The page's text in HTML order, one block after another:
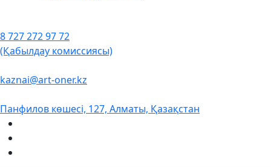
8 727 272 97 72
(Қабылдау комиссиясы)
kaznai@art-oner.kz
Панфилов көшесі, 127, Алматы, Қазақстан